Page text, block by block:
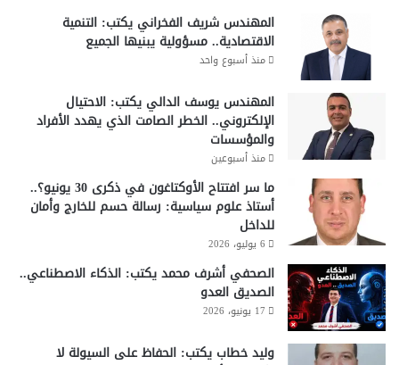
و
المهندس شريف الفخراني يكتب: التنمية
الاقتصادية.. مسؤولية يبنيها الجميع
منذ أسبوع واحد
المهندس يوسف الدالي يكتب: الاحتيال
الإلكتروني.. الخطر الصامت الذي يهدد الأفراد
والمؤسسات
منذ أسبوعين
ما سر افتتاح الأوكتاغون في ذكرى 30 يونيو؟..
أستاذ علوم سياسية: رسالة حسم للخارج وأمان
للداخل
6 يوليو، 2026
الصحفي أشرف محمد يكتب: الذكاء الاصطناعي..
الصديق العدو
17 يونيو، 2026
وليد خطاب يكتب: الحفاظ على السيولة لا